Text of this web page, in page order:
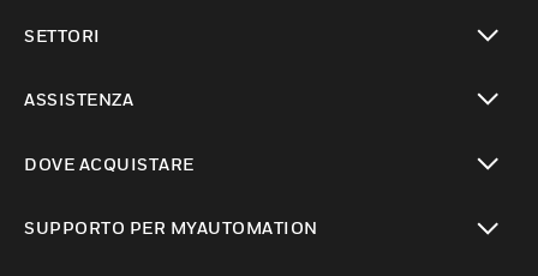
SETTORI
ASSISTENZA
DOVE ACQUISTARE
SUPPORTO PER MYAUTOMATION